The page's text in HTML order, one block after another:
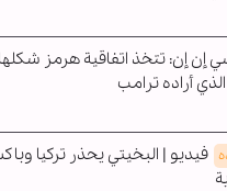
إن إن: تتخذ اتفاقية هرمز شكلها
أراده ترامب
فيديو | البخيتي يحذر تركيا